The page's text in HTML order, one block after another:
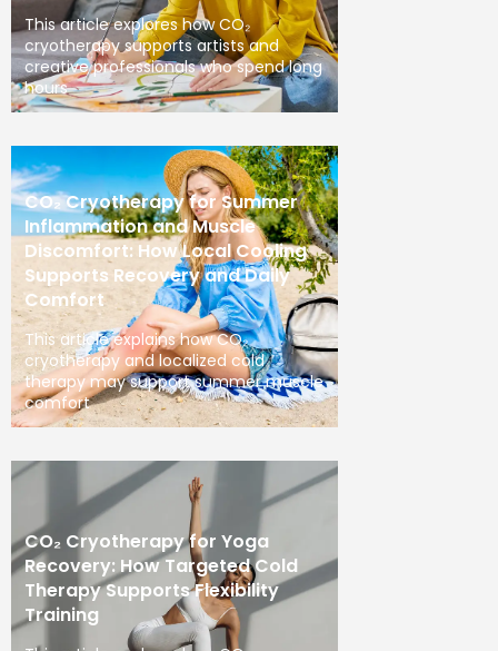
This article explores how CO₂
cryotherapy supports artists and
creative professionals who spend long
hours
CO₂ Cryotherapy for Summer
Inflammation and Muscle
Discomfort: How Local Cooling
Supports Recovery and Daily
Comfort
This article explains how CO₂
cryotherapy and localized cold
therapy may support summer muscle
comfort
CO₂ Cryotherapy for Yoga
Recovery: How Targeted Cold
Therapy Supports Flexibility
Training